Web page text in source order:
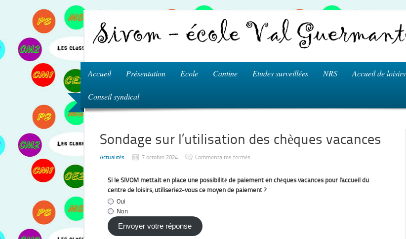
Accueil Présentation Ecole Cantine Etudes surveillées NRS Accueil de loisirs
Conseil syndical
Sondage sur l’utilisation des chèques vacances
Actualités 7 octobre 2024 Commentaires fermés
des
chèques
vacances
Si le SIVOM mettait en place une possibilité de paiement en chèques vacances pour l'accueil du
centre de loisirs, utiliseriez-vous ce moyen de paiement ?
Oui
Non
Envoyer votre réponse